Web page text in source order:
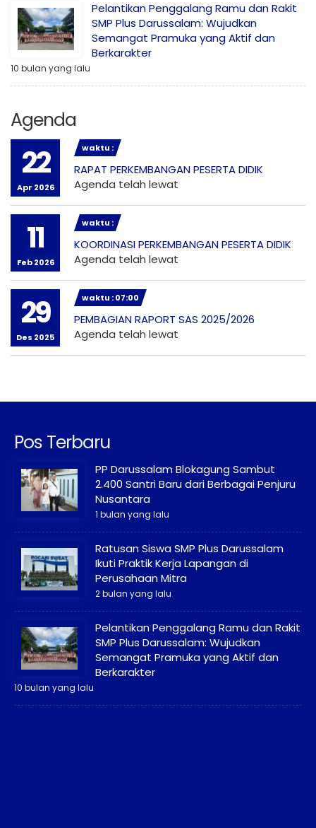
Pelantikan Penggalang Ramu dan Rakit
SMP Plus Darussalam: Wujudkan
Semangat Pramuka yang Aktif dan
Berkarakter
10 bulan yang lalu
Agenda
22
Apr 2026
waktu :
RAPAT PERKEMBANGAN PESERTA DIDIK
Agenda telah lewat
11
Feb 2026
waktu :
KOORDINASI PERKEMBANGAN PESERTA DIDIK
Agenda telah lewat
29
Des 2025
waktu : 07:00
PEMBAGIAN RAPORT SAS 2025/2026
Agenda telah lewat
Pos Terbaru
PP Darussalam Blokagung Sambut
2.400 Santri Baru dari Berbagai Penjuru
Nusantara
1 bulan yang lalu
Ratusan Siswa SMP Plus Darussalam
Ikuti Praktik Kerja Lapangan di
Perusahaan Mitra
2 bulan yang lalu
Pelantikan Penggalang Ramu dan Rakit
SMP Plus Darussalam: Wujudkan
Semangat Pramuka yang Aktif dan
Berkarakter
10 bulan yang lalu